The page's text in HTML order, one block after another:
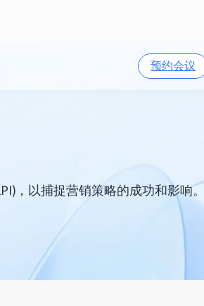
预约会议
，以捕捉营销策略的成功和影响。